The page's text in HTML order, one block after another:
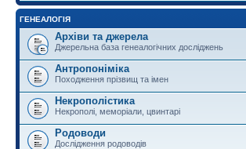
ГЕНЕАЛОГІЯ
Архіви та джерела
Джерельна база генеалогічних досліджень
Антропоніміка
Походження прізвищ та імен
Некрополістика
Некрополі, меморіали, цвинтарі
Родоводи
Дослідження родоводів